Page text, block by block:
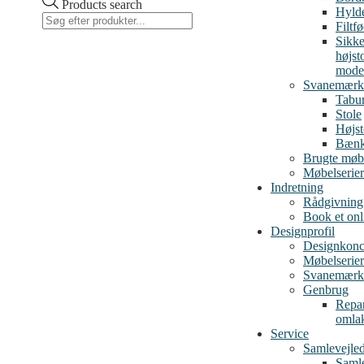
Products search
Stole
Brugte
Møbelserier
Indretning
Rådgivning
Book et
Designprofil
Møbelserier
Genbrug
Service